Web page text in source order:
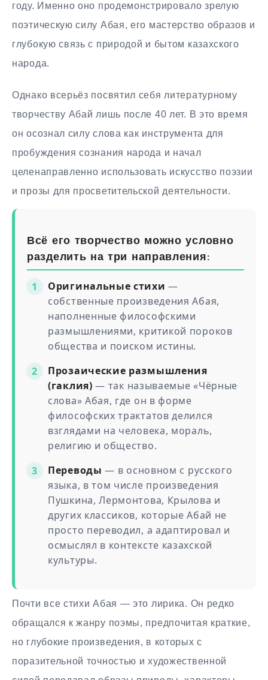
году. Именно оно продемонстрировало зрелую
поэтическую силу Абая, его мастерство образов и
глубокую связь с природой и бытом казахского
народа.
Однако всерьёз посвятил себя литературному
творчеству Абай лишь после 40 лет. В это время
он осознал силу слова как инструмента для
пробуждения сознания народа и начал
целенаправленно использовать искусство поэзии
и прозы для просветительской деятельности.
Всё его творчество можно условно
разделить на три направления:
Оригинальные стихи —
собственные произведения Абая,
наполненные философскими
размышлениями, критикой пороков
общества и поиском истины.
Прозаические размышления
(гаклия) — так называемые «Чёрные
слова» Абая, где он в форме
философских трактатов делился
взглядами на человека, мораль,
религию и общество.
Переводы — в основном с русского
языка, в том числе произведения
Пушкина, Лермонтова, Крылова и
других классиков, которые Абай не
просто переводил, а адаптировал и
осмыслял в контексте казахской
культуры.
Почти все стихи Абая — это лирика. Он редко
обращался к жанру поэмы, предпочитая краткие,
но глубокие произведения, в которых с
поразительной точностью и художественной